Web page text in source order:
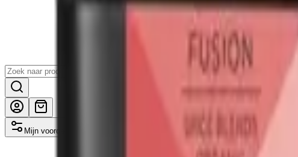
Mijn voordelen activeren